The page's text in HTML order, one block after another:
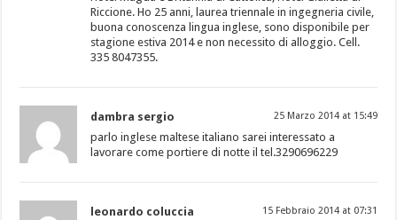
Riccione. Ho 25 anni, laurea triennale in ingegneria civile,
buona conoscenza lingua inglese, sono disponibile per
stagione estiva 2014 e non necessito di alloggio. Cell.
335 8047355.
dambra sergio 25 Marzo 2014 at 15:49
parlo inglese maltese italiano sarei interessato a
lavorare come portiere di notte il tel.3290696229
leonardo coluccia 15 Febbraio 2014 at 07:31